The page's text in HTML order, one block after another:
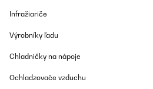
Infražiariče
Výrobníky ľadu
Chladničky na nápoje
Ochladzovače vzduchu